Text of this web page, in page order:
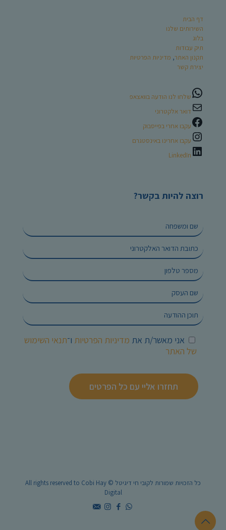
דף הבית
השירותים שלנו
בלוג
תיק עבודות
תקנון האתר, מדיניות הפרטיות
יצירת קשר
שלחו לנו הודעה בוואצאפ
דואר אלקטרוני
עקבו אחרי בפייסבוק
עקבו אחרינו באינסטגרם
LinkedIn
רוצה להיות בקשר?
אני מאשר/ת את מדיניות הפרטיות ו־תנאי השימוש
של האתר
כל הזכויות שמורות לקובי חי דיגיטל © All rights reserved to Cobi Hay
Digital